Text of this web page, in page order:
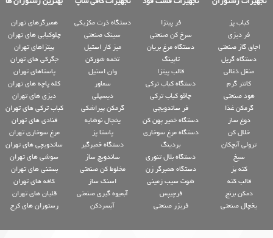
کباب پز
فر دیزی
اجاق گاز صنعتی
دستگاه گریل
منقل ذغالی
کانتر گرم
هود صنعتی
گرمکن غذا
دوغ ساز
خلال کن
ترولی آبچکان
سیخ
کته پز
قالب کته
دمکن برنج
یخچال صنعتی
فر پیتزا
سرخ کن صنعتی
دستگاه مرغ بریان
تاپینگ
قالب پیتزا
دستگاه کباب ترکی
چاقو کباب ترکی
فر ساندویچی
دستگاه خمیر پهن کن
دستگاه مرغ سوخاری
بردینگ
دستگاه بلال تنوری
دستگاه همبرگر زن
شوت سیب زمینی
فرچیپس
فریزر صنعتی
دستگاه ذرت مکزیکی
سینک صنعتی
میز کار استیل
تخمه شورکن
وان استیل
سماور
دیسپلی
گرمکن پیراشکی
یخچال نوشابه
پاستا پز
دستگاه خمیرگیر
ساندویچ ساز
مخلوط کن صنعتی
اسنک ساز
آبمیوه گیری صنعتی
آبسردکن
همبرگرهای تهران
چلوکبابی های تهران
پیتزاهای تهران
جگرکی های تهران
پاستاهای تهران
کله پاچه های تهران
دیزی های تهران
کباب ترکی های تهران
قنادی های تهران
مرغ سوخاری تهران
ساندویچی های تهران
سوشی های تهران
بستنی های تهران
کافه های تهران
قلیان های تهران
رستوران های کرج